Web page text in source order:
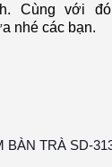
Cùng với
nhé các bạn.
BÀN TRÀ SD-